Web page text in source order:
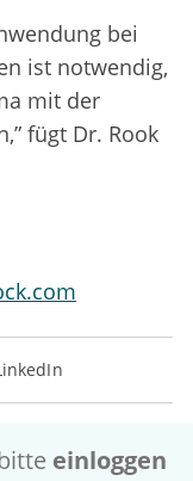
bei
ist notwendig,
mit der
fügt Dr. Rook
einloggen